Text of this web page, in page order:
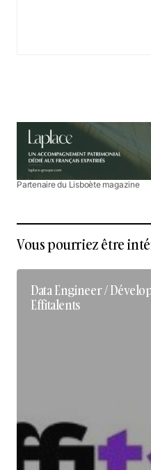
Partenaire du Lisboète magazine
Vous pourriez être
Data Engineer /
Effitalents